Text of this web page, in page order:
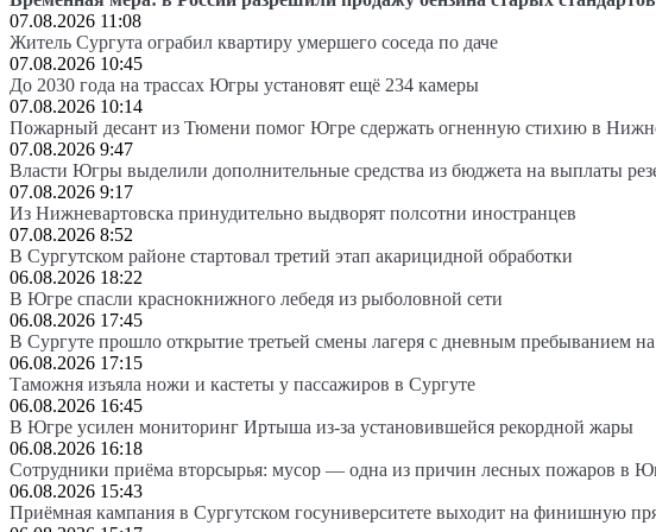
07.08.2026 11:08
Житель Сургута ограбил квартиру умершего соседа по даче
07.08.2026 10:45
До 2030 года на трассах Югры установят ещё 234 камеры
07.08.2026 10:14
Пожарный десант из Тюмени помог Югре сдержать огненную стихию в
07.08.2026 9:47
Власти Югры выделили дополнительные средства из бюджета на выплаты
07.08.2026 9:17
Из Нижневартовска принудительно выдворят полсотни иностранцев
07.08.2026 8:52
В Сургутском районе стартовал третий этап акарицидной обработки
06.08.2026 18:22
В Югре спасли краснокнижного лебедя из рыболовной сети
06.08.2026 17:45
В Сургуте прошло открытие третьей смены лагеря с дневным пребыванием
06.08.2026 17:15
Таможня изъяла ножи и кастеты у пассажиров в Сургуте
06.08.2026 16:45
В Югре усилен мониторинг Иртыша из-за установившейся рекордной жары
06.08.2026 16:18
Сотрудники приёма вторсырья: мусор — одна из причин лесных пожаров в
06.08.2026 15:43
Приёмная кампания в Сургутском госуниверситете выходит на финишную